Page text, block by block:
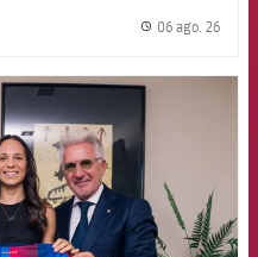
06 ago. 26
FCB Barcelona badge